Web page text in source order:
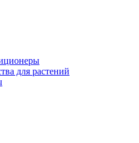
для растений